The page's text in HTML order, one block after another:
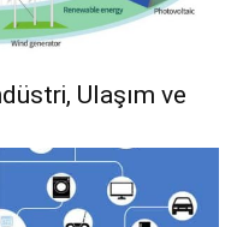
Ulaşım ve